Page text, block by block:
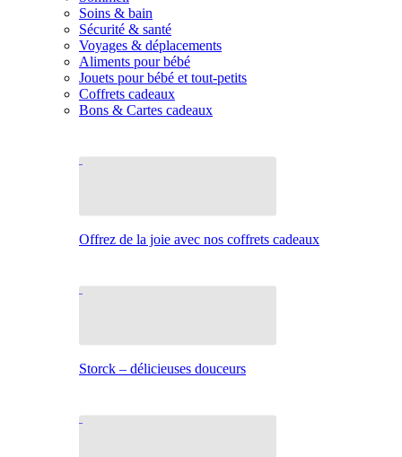
Soins & bain
Sécurité & santé
Voyages & déplacements
Aliments pour bébé
Jouets pour bébé et tout-petits
Coffrets cadeaux
Bons & Cartes cadeaux
Offrez de la joie avec nos coffrets cadeaux
Storck – délicieuses douceurs